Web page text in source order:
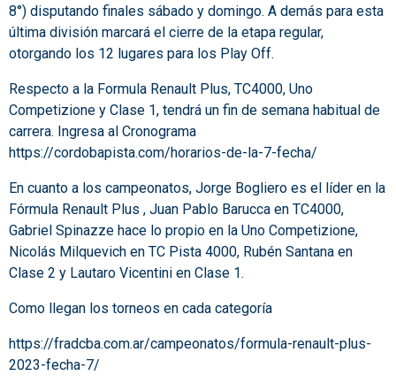
8°) disputando finales sábado y domingo. A demás para esta
última división marcará el cierre de la etapa regular,
otorgando los 12 lugares para los Play Off.
Respecto a la Formula Renault Plus, TC4000, Uno
Competizione y Clase 1, tendrá un fin de semana habitual de
carrera. Ingresa al Cronograma
https://cordobapista.com/horarios-de-la-7-fecha/
En cuanto a los campeonatos, Jorge Bogliero es el líder en la
Fórmula Renault Plus , Juan Pablo Barucca en TC4000,
Gabriel Spinazze hace lo propio en la Uno Competizione,
Nicolás Milquevich en TC Pista 4000, Rubén Santana en
Clase 2 y Lautaro Vicentini en Clase 1.
Como llegan los torneos en cada categoría
https://fradcba.com.ar/campeonatos/formula-renault-plus-
2023-fecha-7/